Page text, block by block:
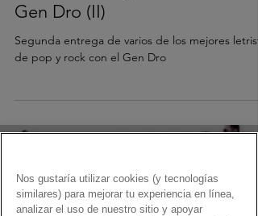
Gen Dro (II)
Segunda entrega de varios de los mejores
de pop y rock con el Gen Dro
Load video
Nos gustaría utilizar cookies (y tecnologías
similares) para mejorar tu experiencia en línea,
analizar el uso de nuestro sitio y apoyar